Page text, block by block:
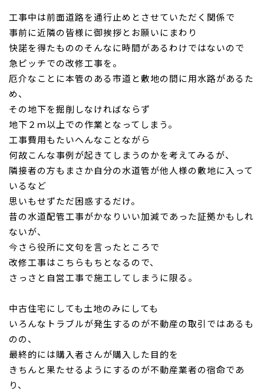
工事中は前面道路を通行止めとさせていただく関係で
事前に近隣の皆様に御挨拶と お願いにまわり
快諾を得たもののそんなに時間があるわけではないので
急ピッチでの改修工事を。
厄介なことに本管のある市道と敷地の間に用水路があるた
め、
その地下を掘削しなければならず
地下２ｍ以上での作業となってしまう。
工事費用もたいへんなことながら
何故こんな事例が起きてし まうのかを考えてみるが、
隣接者の方もまさか自分の水道管が他人様の敷地に入って
いるなど
思いもせずただ困惑するだけ。
昔の水道配管工事がかなりいい加減であった証拠かもしれ
ないが、
今さら役所に文句を言ったところで
改修工事はこちらもち となるので、
さっさと自営工事で施工してしまうに限る。
中古住宅にしても土地のみにしても
いろんなトラブルが発生するのが不動産の取引ではあるも
のの、
最終的には購入者さんが購入した目的を
きちんと果たせるようにするのが不動産業者の宿命であ
り、